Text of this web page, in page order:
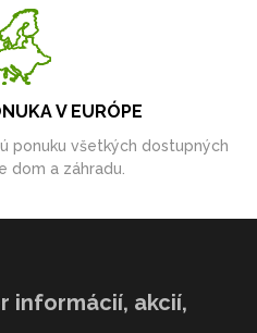
V EURÓPE
ponuku všetkých dostupných
dom a záhradu.
informácií, akcií,